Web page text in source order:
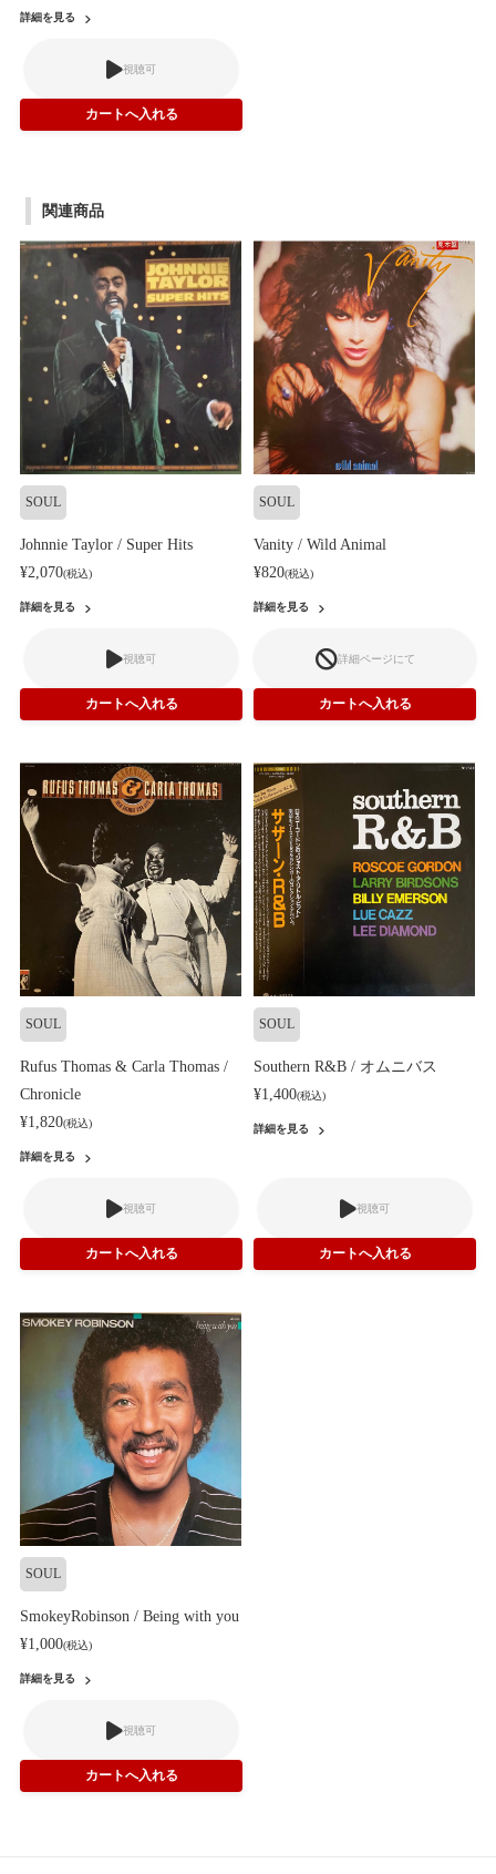
詳細を見る
視聴可
関連商品
SOUL
Johnnie Taylor / Super Hits
¥2,070(税込)
詳細を見る
視聴可
SOUL
Vanity / Wild Animal
¥820(税込)
詳細を見る
詳細ページにて
SOUL
Rufus Thomas & Carla Thomas /
Chronicle
¥1,820(税込)
詳細を見る
視聴可
SOUL
Southern R&B / オムニバス
¥1,400(税込)
詳細を見る
視聴可
SOUL
SmokeyRobinson / Being with you
¥1,000(税込)
詳細を見る
視聴可